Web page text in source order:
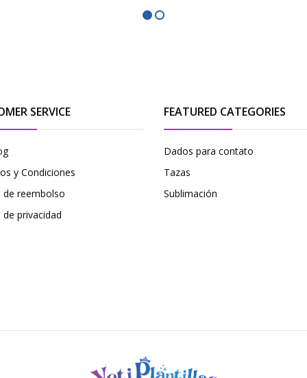
SERVICE
y Condiciones
de reembolso
privacidad
FEATURED CATEGORIES
Dados para contato
Tazas
Sublimación